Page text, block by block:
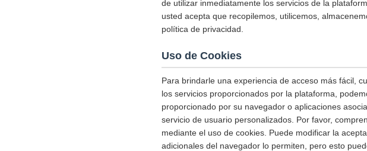
de utilizar inmediatamente los servicios de la
usted acepta que recopilemos, utilicemos,
política de privacidad.
Uso de Cookies
Para brindarle una experiencia de acceso más fácil,
los servicios proporcionados por la plataforma,
proporcionado por su navegador o aplicaciones
servicio de usuario personalizados. Por favor,
mediante el uso de cookies. Puede modificar la
adicionales del navegador lo permiten, pero esto